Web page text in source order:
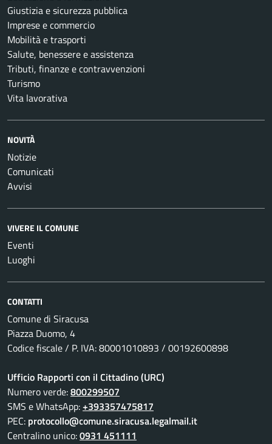
Giustizia e sicurezza pubblica
Imprese e commercio
Mobilità e trasporti
Salute, benessere e assistenza
Tributi, finanze e contravvenzioni
Turismo
Vita lavorativa
NOVITÀ
Notizie
Comunicati
Avvisi
VIVERE IL COMUNE
Eventi
Luoghi
CONTATTI
Comune di Siracusa
Piazza Duomo, 4
Codice fiscale / P. IVA: 80001010893 / 00192600898
Ufficio Rapporti con il Cittadino (URC)
Numero verde:800299507
SMS e WhatsApp:+393357475817
PEC: protocollo@comune.siracusa.legalmail.it
Centralino unico:0931 451111